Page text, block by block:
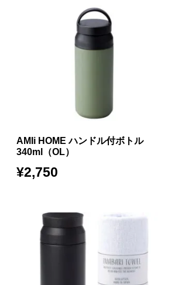
AMIi HOME ハンドル付ボトル
340ml（OL）
¥2,750